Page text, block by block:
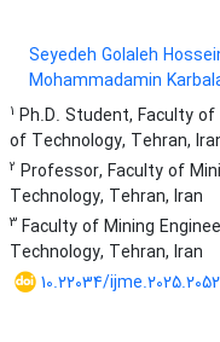
Seyedeh Golaleh
Mohammadamin
1 Ph.D. Student, Faculty
of Technology, Tehran,
2 Professor, Faculty of
Technology, Tehran, Iran
3 Faculty of Mining
Technology, Tehran, Iran
10.22034/